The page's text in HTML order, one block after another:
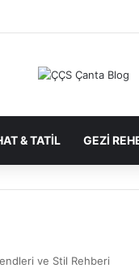
& TATIL GEZI
ve Stil Rehberi